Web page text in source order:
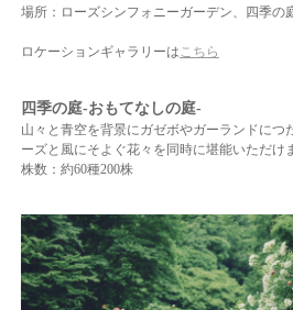
場所：ローズシンフォニーガーデン、四季の
ロケーションギャラリーは こちら
四季の庭-おもてなしの庭-
山々と青空を背景にガゼボやガーランドにつ
ーズと風にそよぐ花々を同時に堪能いただけ
株数：約60種200株